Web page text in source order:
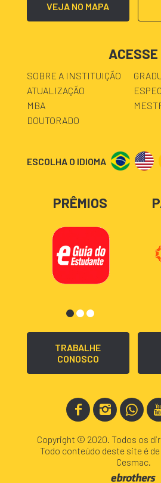
VEJA NO MAPA
ACESSE
SOBRE A INSTITUIÇÃO
ATUALIZAÇÃO
MBA
DOUTORADO
ESCOLHA O IDIOMA
PRÊMIOS
TRABALHE
CONOSCO
Copyright © 2020. Todos os
Todo conteúdo deste site é
Cesmac.